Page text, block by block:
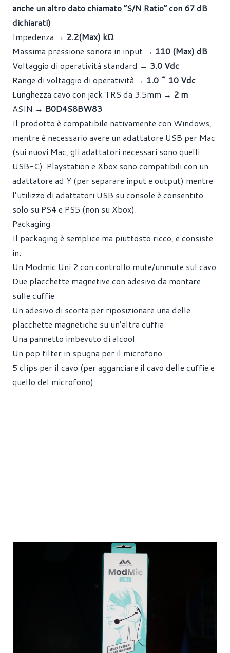
anche un altro dato chiamato “S/N Ratio” con 67 dB
dichiarati)
Impedenza → 2.2(Max) kΩ
Massima pressione sonora in input → 110 (Max) dB
Voltaggio di operatività standard → 3.0 Vdc
Range di voltaggio di operatività → 1.0 ~ 10 Vdc
Lunghezza cavo con jack TRS da 3.5mm → 2 m
ASIN → B0D4S8BW83
Il prodotto è compatibile nativamente con Windows,
mentre è necessario avere un adattatore USB per Mac
(sui nuovi Mac, gli adattatori necessari sono quelli
USB-C). Playstation e Xbox sono compatibili con un
adattatore ad Y (per separare input e output) mentre
l’utilizzo di adattatori USB su console è consentito
solo su PS4 e PS5 (non su Xbox).
Packaging
Il packaging è semplice ma piuttosto ricco, e consiste
in:
Un Modmic Uni 2 con controllo mute/unmute sul cavo
Due placchette magnetive con adesivo da montare
sulle cuffie
Un adesivo di scorta per riposizionare una delle
placchette magnetiche su un’altra cuffia
Una pannetto imbevuto di alcool
Un pop filter in spugna per il microfono
5 clips per il cavo (per agganciare il cavo delle cuffie e
quello del microfono)